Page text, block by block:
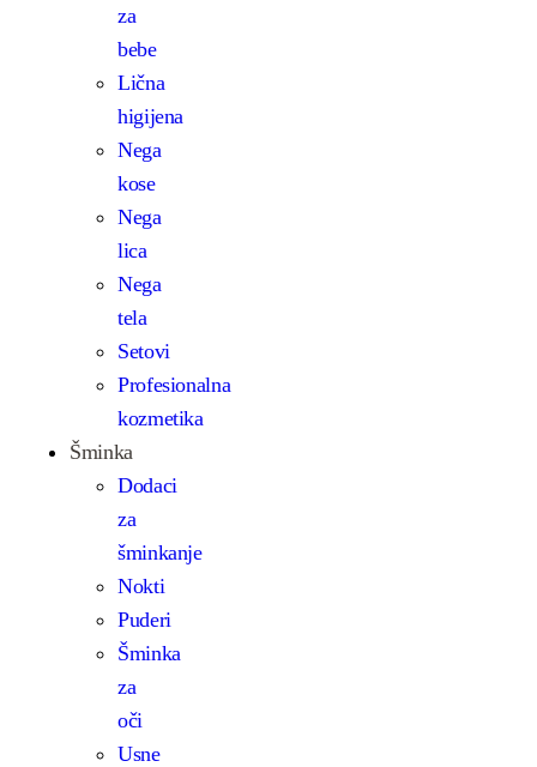
za
bebe
Lična
higijena
Nega
kose
Nega
lica
Nega
tela
Setovi
Profesionalna
kozmetika
Šminka
Dodaci
za
šminkanje
Nokti
Puderi
Šminka
za
oči
Usne